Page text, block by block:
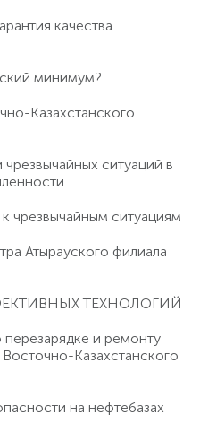
качества
минимум?
Казахстанского
ситуаций в
чрезвычайным ситуациям
Атырауского филиала
ТЕХНОЛОГИЙ
и ремонту
Казахстанского
на нефтебазах